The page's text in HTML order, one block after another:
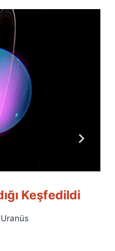
Keşfedildi
Uranüs